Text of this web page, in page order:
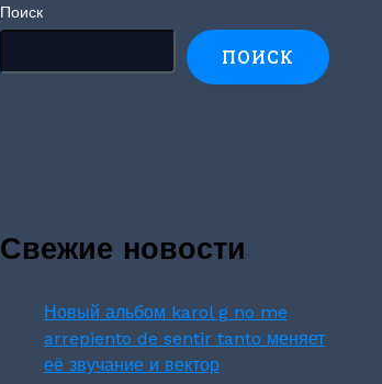
Поиск
ПОИСК
Свежие новости
Новый альбом karol g no me
arrepiento de sentir tanto меняет
её звучание и вектор